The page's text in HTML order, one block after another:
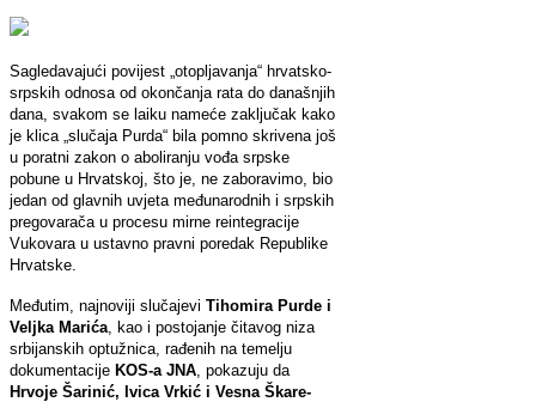
Sagledavajući povijest „otopljavanja“ hrvatsko-
srpskih odnosa od okončanja rata do današnjih
dana, svakom se laiku nameće zaključak kako
je klica „slučaja Purda“ bila pomno skrivena još
u poratni zakon o aboliranju vođa srpske
pobune u Hrvatskoj, što je, ne zaboravimo, bio
jedan od glavnih uvjeta međunarodnih i srpskih
pregovarača u procesu mirne reintegracije
Vukovara u ustavno pravni poredak Republike
Hrvatske.
Međutim, najnoviji slučajevi Tihomira Purde i
Veljka Marića , kao i postojanje čitavog niza
srbijanskih optužnica, rađenih na temelju
dokumentacije KOS-a JNA , pokazuju da
Hrvoje Šarinić, Ivica Vrkić i Vesna Škare-